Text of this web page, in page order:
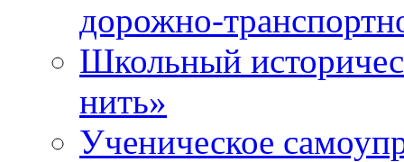
дорожно-
Школьный
нить»
Ученическое